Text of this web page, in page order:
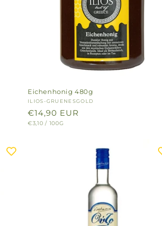
Eichenhonig 480g
Anbieter:
ILIOS-GRUENESGOLD
Normaler
Preis
€14,90 EUR
GRUNDPREIS
€3,10 / PRO
100G